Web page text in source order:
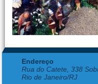
Endereço
Rua do Catete, 338
Rio de Janeiro/RJ